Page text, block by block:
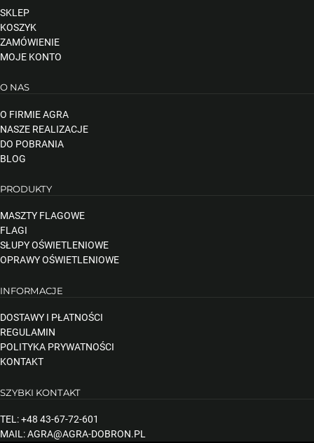
SKLEP
KOSZYK
ZAMÓWIENIE
MOJE KONTO
O NAS
O FIRMIE AGRA
NASZE REALIZACJE
DO POBRANIA
BLOG
PRODUKTY
MASZTY FLAGOWE
FLAGI
SŁUPY OŚWIETLENIOWE
OPRAWY OŚWIETLENIOWE
INFORMACJE
DOSTAWY I PŁATNOŚCI
REGULAMIN
POLITYKA PRYWATNOŚCI
KONTAKT
SZYBKI KONTAKT
TEL: +48 43-67-72-601
MAIL: AGRA@AGRA-DOBRON.PL